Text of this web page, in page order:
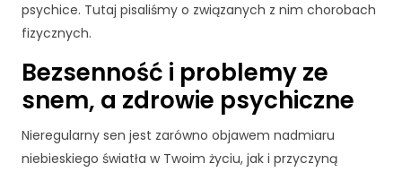
psychice. Tutaj pisaliśmy o związanych z nim chorobach
fizycznych.
Bezsenność i problemy ze
snem, a zdrowie psychiczne
Nieregularny sen jest zarówno objawem nadmiaru
niebieskiego światła w Twoim życiu, jak i przyczyną